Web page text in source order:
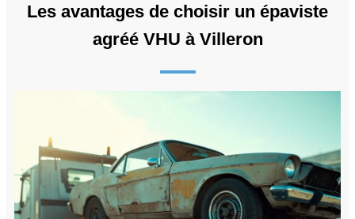
Les avantages de choisir un épaviste
agréé VHU à Villeron